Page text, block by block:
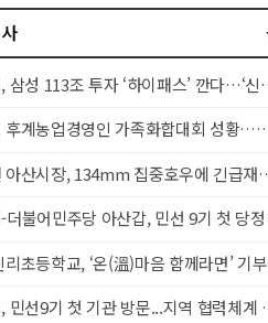
113조 투자 ‘하이패스’ 깐다…‘신속 지원·전략 대응 추진단’ 가동
농업경영인 가족화합대회 성황…세대 잇는 농업 공동체 구축
시장, 134mm 집중호우에 긴급재난대책회의 소집
어민주당 아산갑, 민선 9기 첫 당정협의회…지역 발전 협력 다짐
등학교, ‘온(溫)마음 함께라면’ 기부행사로 라면 1,442개 후원
선9기 첫 기관 방문...지역 협력체계 강화 나서